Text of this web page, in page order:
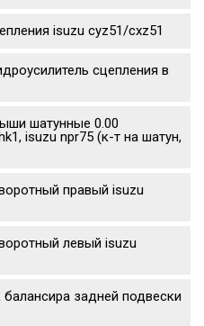
isuzu cyz51/cxz51
сцепления в
шатунные 0.00
isuzu npr75 (к-т на шатун,
правый isuzu
левый isuzu
балансира задней подвески